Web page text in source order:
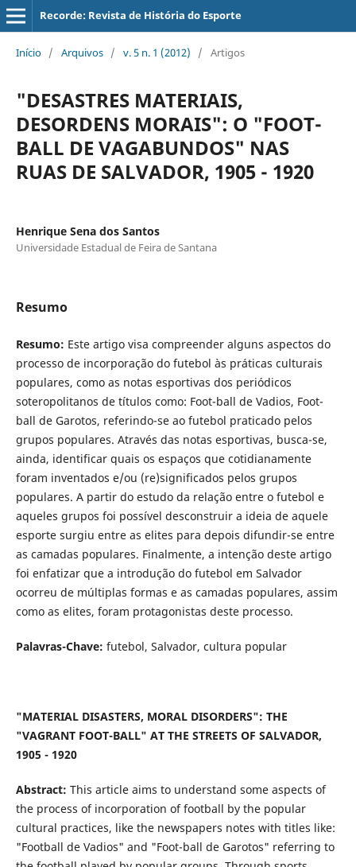
Recorde: Revista de História do Esporte
Início / Arquivos / v. 5 n. 1 (2012) / Artigos
"DESASTRES MATERIAIS,
DESORDENS MORAIS": O "FOOT-
BALL DE VAGABUNDOS" NAS
RUAS DE SALVADOR, 1905 - 1920
Henrique Sena dos Santos
Universidade Estadual de Feira de Santana
Resumo
Resumo: Este artigo visa compreender alguns aspectos do
processo de incorporação do futebol às práticas culturais
populares, como as notas esportivas dos periódicos
soteropolitanos de títulos como: Foot-ball de Vadios, Foot-
ball de Garotos, referindo-se ao futebol praticado pelos
grupos populares. Através das notas esportivas, busca-se,
ainda, identificar quais os espaços que cotidianamente
foram inventados e/ou (re)significados pelos grupos
populares. A partir do estudo da relação entre o futebol e
aqueles grupos foi possível desconstruir a ideia de aquele
esporte surgiu entre as elites para depois difundir-se entre
as camadas populares. Finalmente, a intenção deste artigo
foi enfatizar que a introdução do futebol em Salvador
ocorreu de múltiplas formas e as camadas populares, assim
como as elites, foram protagonistas deste processo.
Palavras-Chave: futebol, Salvador, cultura popular
"MATERIAL DISASTERS, MORAL DISORDERS": THE
"VAGRANT FOOT-BALL" AT THE STREETS OF SALVADOR,
1905 - 1920
Abstract: This article aims to understand some aspects of
the process of incorporation of football by the popular
cultural practices, like the newspapers notes with titles like:
"Football de Vadios" and "Foot-ball de Garotos" referring to